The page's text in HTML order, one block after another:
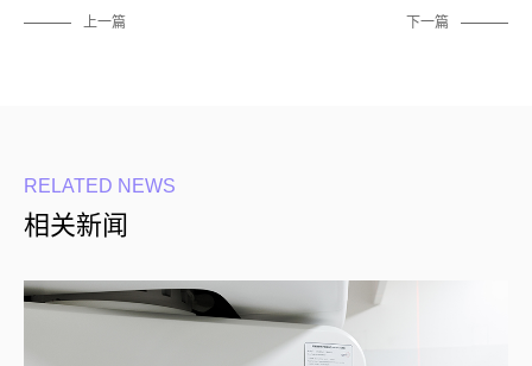
上一篇 下一篇
RELATED NEWS
相关新闻